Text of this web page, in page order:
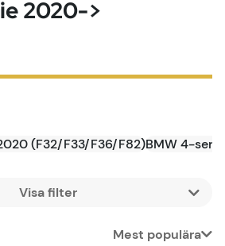
2020->
(F32/F33/F36/F82)BMW 4-
Filtrera
Mest populära